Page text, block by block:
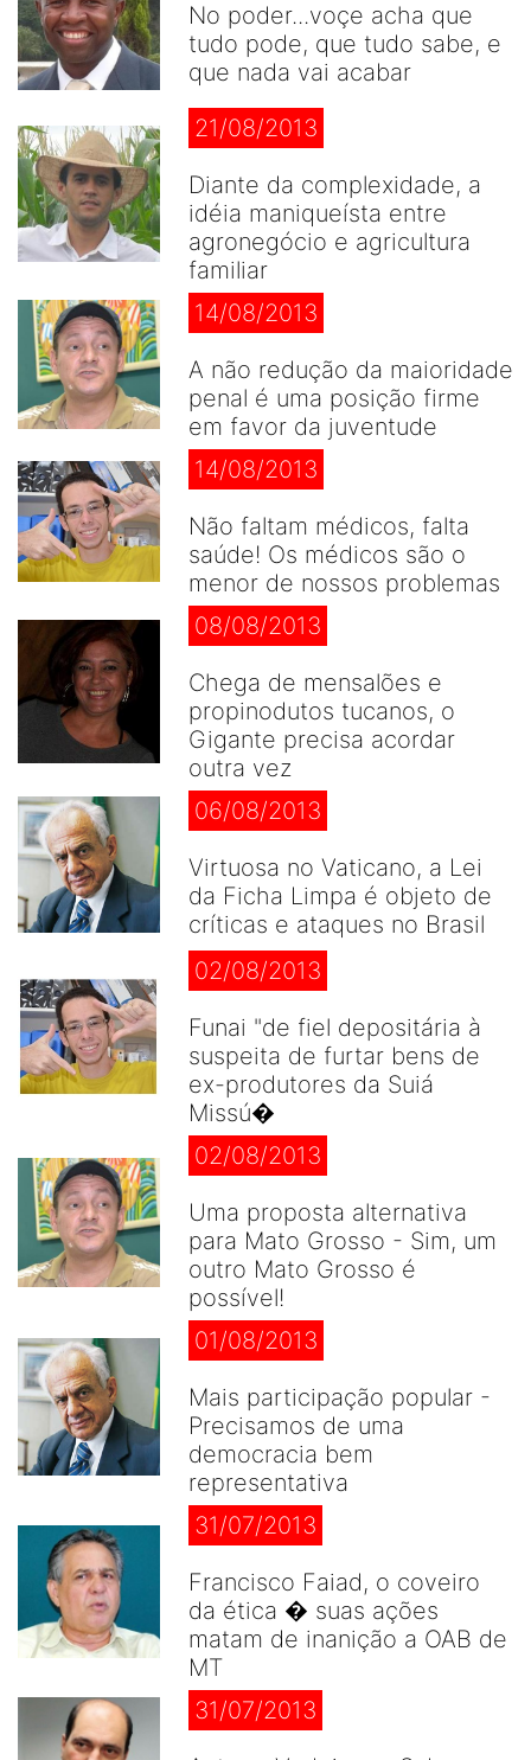
No poder...voçe acha que
tudo pode, que tudo sabe, e
que nada vai acabar
21/08/2013
Diante da complexidade, a
idéia maniqueísta entre
agronegócio e agricultura
familiar
14/08/2013
A não redução da maioridade
penal é uma posição firme
em favor da juventude
14/08/2013
Não faltam médicos, falta
saúde! Os médicos são o
menor de nossos problemas
08/08/2013
Chega de mensalões e
propinodutos tucanos, o
Gigante precisa acordar
outra vez
06/08/2013
Virtuosa no Vaticano, a Lei
da Ficha Limpa é objeto de
críticas e ataques no Brasil
02/08/2013
Funai "de fiel depositária à
suspeita de furtar bens de
ex-produtores da Suiá
Missú�
02/08/2013
Uma proposta alternativa
para Mato Grosso - Sim, um
outro Mato Grosso é
possível!
01/08/2013
Mais participação popular -
Precisamos de uma
democracia bem
representativa
31/07/2013
Francisco Faiad, o coveiro
da ética � suas ações
matam de inanição a OAB de
MT
31/07/2013